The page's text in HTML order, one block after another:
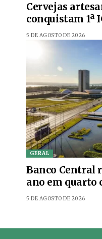
Cervejas
conquistam 1ª
5 DE AGOSTO DE 2026
GERAL
Banco Central
ano em quarto
5 DE AGOSTO DE 2026